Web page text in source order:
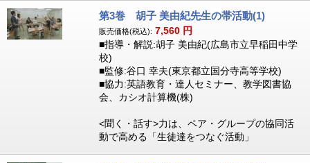
第3巻 胡子 美由紀先生の帯活動(1)
販売価格(税込): 7,560 円
■指導・解説:胡子 美由紀(広島市立早稲田中学
校)
■監修:谷口 幸夫(東京都立国分寺高等学校)
■協力:英語教育・達人セミナー、教学図書協
会、カシオ計算機(株)
<聞く・話す>力は、ペア・グループの協同活
動で高める「生徒達をつなぐ活動」